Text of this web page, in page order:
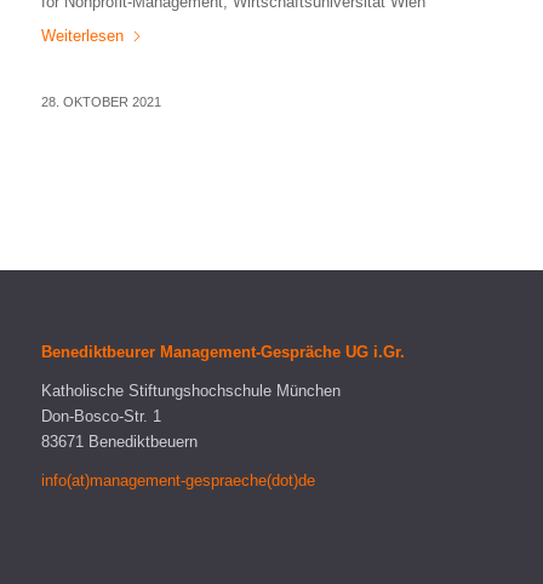
Weiterlesen
28. OKTOBER 2021
Benediktbeurer Management-Gespräche UG i.Gr.
Katholische Stiftungshochschule München
Don-Bosco-Str. 1
83671 Benediktbeuern
info(at)management-gespraeche(dot)de